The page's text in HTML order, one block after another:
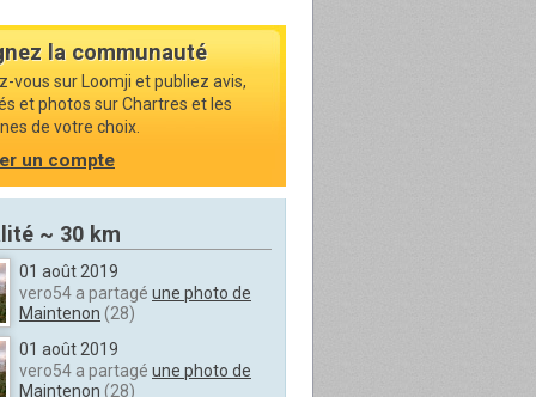
la communauté
vous sur Loomji et publiez avis,
et photos sur Chartres et les
de votre choix.
un compte
~ 30 km
01 août 2019
vero54 a partagé une photo de
Maintenon (28)
01 août 2019
vero54 a partagé une photo de
Maintenon (28)